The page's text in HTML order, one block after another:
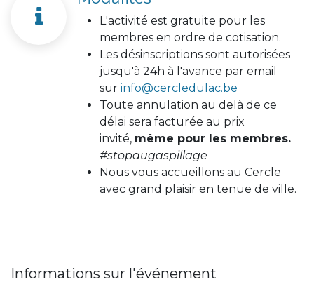
L'activité est gratuite pour les
membres en ordre de cotisation.
Les désinscriptions sont autorisées
jusqu'à 24h à l'avance par email
sur info@cercledulac.be
Toute annulation au delà de ce
délai sera facturée au prix
invité, même pour les membres.
#stopaugaspillage
Nous vous accueillons au Cercle
avec grand plaisir en tenue de ville.
Informations sur l'événement